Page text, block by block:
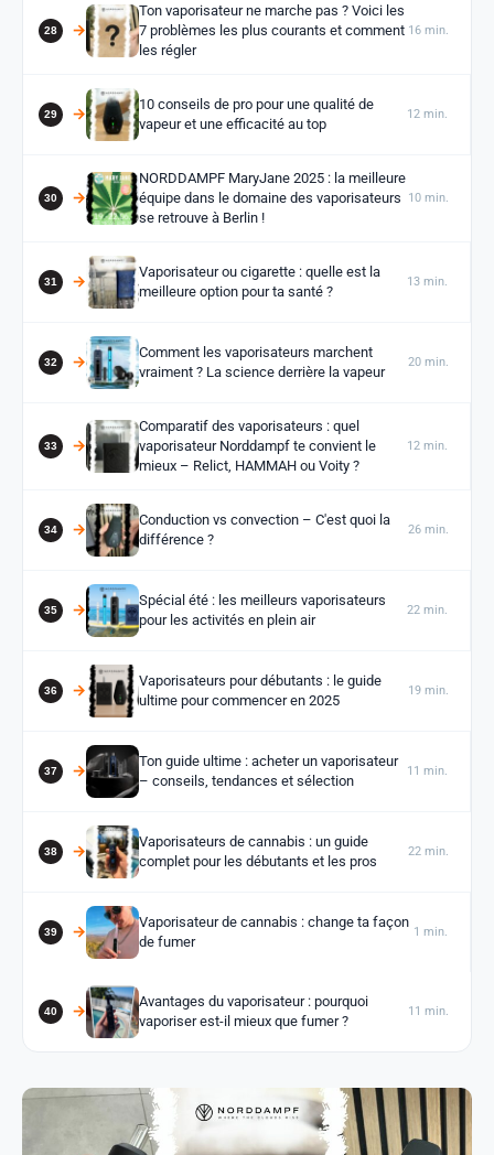
Ton vaporisateur ne marche pas ? Voici les
7 problèmes les plus courants et comment
les régler
16 min.
10 conseils de pro pour une qualité de
vapeur et une efficacité au top
12 min.
NORDDAMPF MaryJane 2025 : la meilleure
équipe dans le domaine des vaporisateurs
se retrouve à Berlin !
10 min.
Vaporisateur ou cigarette : quelle est la
meilleure option pour ta santé ?
13 min.
Comment les vaporisateurs marchent
vraiment ? La science derrière la vapeur
20 min.
Comparatif des vaporisateurs : quel
vaporisateur Norddampf te convient le
mieux – Relict, HAMMAH ou Voity ?
12 min.
Conduction vs convection – C'est quoi la
différence ?
26 min.
Spécial été : les meilleurs vaporisateurs
pour les activités en plein air
22 min.
Vaporisateurs pour débutants : le guide
ultime pour commencer en 2025
19 min.
Ton guide ultime : acheter un vaporisateur
– conseils, tendances et sélection
11 min.
Vaporisateurs de cannabis : un guide
complet pour les débutants et les pros
22 min.
Vaporisateur de cannabis : change ta façon
de fumer
1 min.
Avantages du vaporisateur : pourquoi
vaporiser est-il mieux que fumer ?
11 min.